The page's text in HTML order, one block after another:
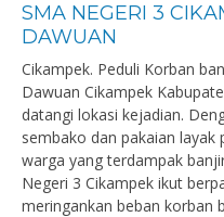
SMA NEGERI 3
DAWUAN
Cikampek. Peduli Korban
Dawuan Cikampek
datangi lokasi kejadian.
sembako dan pakaian layak
warga yang terdampak
Negeri 3 Cikampek ikut
meringankan beban korban